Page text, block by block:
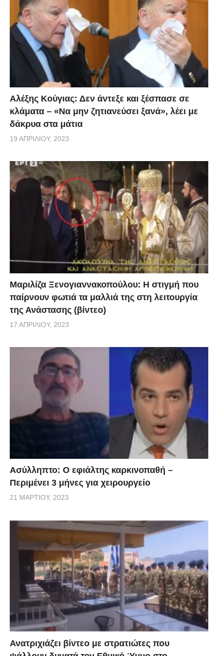
γνωστούς για το σημείο που βρίσκονται και την
κατάσταση που αντιμετωπίζουν.
Αλέξης Κούγιας: Δεν άντεξε και ξέσπασε σε
κλάματα – «Να μην ζητιανεύσει ξανά», λέει με
δάκρυα στα μάτια
19 ΑΠΡΙΛΊΟΥ, 2023
Μαριλίζα Ξενογιαννακοπούλου: Η στιγμή που
παίρνουν φωτιά τα μαλλιά της στη λειτουργία
της Ανάστασης (βίντεο)
17 ΑΠΡΙΛΊΟΥ, 2023
Ασύλληπτο: Ο εφιάλτης καρκινοπαθή –
Περιμένει 3 μήνες για χειρουργείο
21 ΜΑΡΤΊΟΥ, 2023
Ανατριχιάζει βίντεο με στρατιώτες που